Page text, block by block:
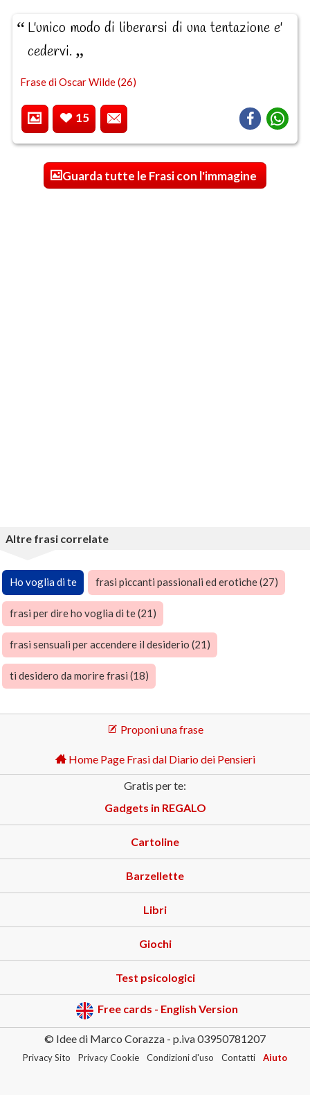
L'unico modo di liberarsi di una tentazione e'
cedervi.
Frase di Oscar Wilde (26)
15
Guarda tutte le Frasi con l'immagine
Altre frasi correlate
Ho voglia di te frasi piccanti passionali ed erotiche (27)
frasi per dire ho voglia di te (21)
frasi sensuali per accendere il desiderio (21)
ti desidero da morire frasi (18)
Proponi una frase
Home Page Frasi dal Diario dei Pensieri
Gratis per te:
Gadgets in REGALO
Cartoline
Barzellette
Libri
Giochi
Test psicologici
Free cards - English Version
© Idee di Marco Corazza - p.iva 03950781207
Privacy Sito Privacy Cookie Condizioni d'uso Contatti Aiuto